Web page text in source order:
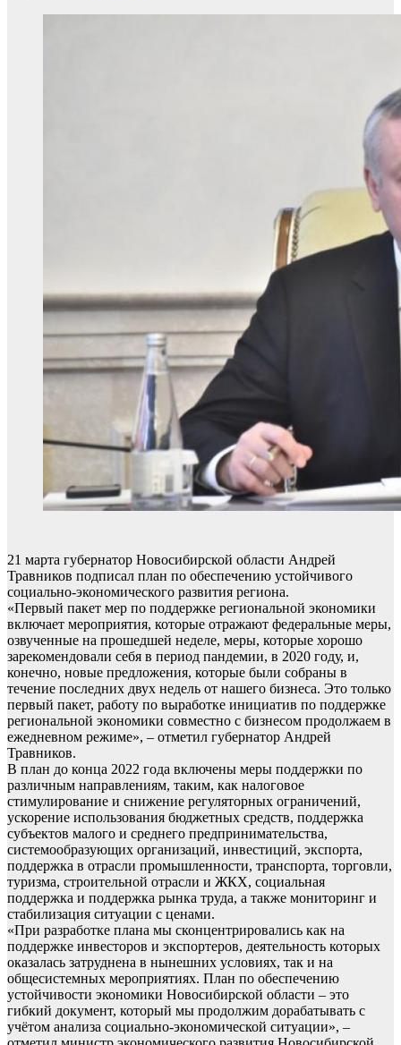
21 марта губернатор Новосибирской области Андрей
Травников подписал план по обеспечению устойчивого
социально-экономического развития региона.
«Первый пакет мер по поддержке региональной экономики
включает мероприятия, которые отражают федеральные меры,
озвученные на прошедшей неделе, меры, которые хорошо
зарекомендовали себя в период пандемии, в 2020 году, и,
конечно, новые предложения, которые были собраны в
течение последних двух недель от нашего бизнеса. Это только
первый пакет, работу по выработке инициатив по поддержке
региональной экономики совместно с бизнесом продолжаем в
ежедневном режиме», – отметил губернатор Андрей
Травников.
В план до конца 2022 года включены меры поддержки по
различным направлениям, таким, как налоговое
стимулирование и снижение регуляторных ограничений,
ускорение использования бюджетных средств, поддержка
субъектов малого и среднего предпринимательства,
системообразующих организаций, инвестиций, экспорта,
поддержка в отрасли промышленности, транспорта, торговли,
туризма, строительной отрасли и ЖКХ, социальная
поддержка и поддержка рынка труда, а также мониторинг и
стабилизация ситуации с ценами.
«При разработке плана мы сконцентрировались как на
поддержке инвесторов и экспортеров, деятельность которых
оказалась затруднена в нынешних условиях, так и на
общесистемных мероприятиях. План по обеспечению
устойчивости экономики Новосибирской области – это
гибкий документ, который мы продолжим дорабатывать с
учётом анализа социально-экономической ситуации», –